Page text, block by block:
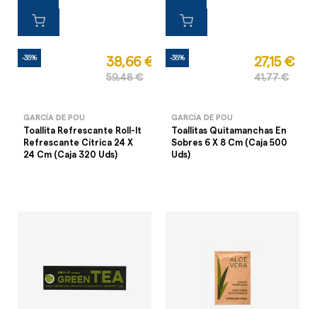
-35% 38,66 €
59,48 €
GARCÍA DE POU
Toallita Refrescante Roll-It
Refrescante Cítrica 24 X
24 Cm (Caja 320 Uds)
-35% 27,15 €
41,77 €
GARCÍA DE POU
Toallitas Quitamanchas En
Sobres 6 X 8 Cm (Caja 500
Uds)